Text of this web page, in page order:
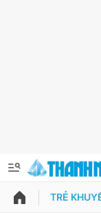
QUẢNG CÁO
TRẺ